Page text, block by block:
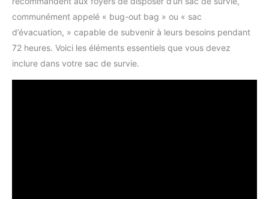
communément appelé « bug-out bag » ou « sac
d’évacuation, » capable de subvenir à leurs besoins pendant
72 heures. Voici les éléments essentiels que vous devez
inclure dans votre sac de survie.